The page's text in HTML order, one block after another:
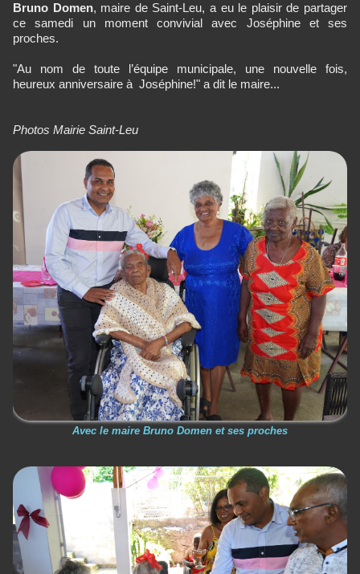
Bruno Domen, maire de Saint-Leu, a eu le plaisir de partager
ce samedi un moment convivial avec Joséphine et ses
proches.
"Au nom de toute l’équipe municipale, une nouvelle fois,
heureux anniversaire à Joséphine!" a dit le maire...
Photos Mairie Saint-Leu
Avec le maire Bruno Domen et ses proches